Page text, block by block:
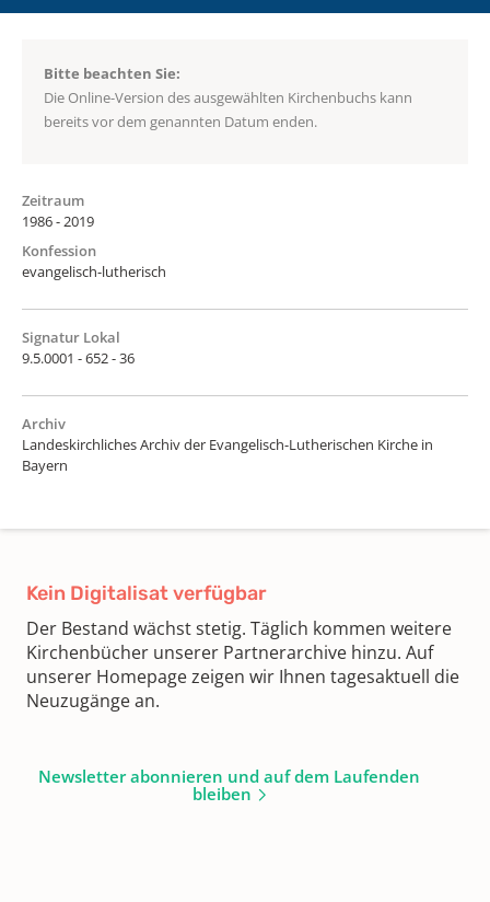
Bitte beachten Sie:
Die Online-Version des ausgewählten Kirchenbuchs kann
bereits vor dem genannten Datum enden.
Zeitraum
1986 - 2019
Konfession
evangelisch-lutherisch
Signatur Lokal
9.5.0001 - 652 - 36
Archiv
Landeskirchliches Archiv der Evangelisch-Lutherischen Kirche in
Bayern
Kein Digitalisat verfügbar
Der Bestand wächst stetig. Täglich kommen weitere
Kirchenbücher unserer Partnerarchive hinzu. Auf
unserer Homepage zeigen wir Ihnen tagesaktuell die
Neuzugänge an.
Newsletter abonnieren und auf dem Laufenden
bleiben